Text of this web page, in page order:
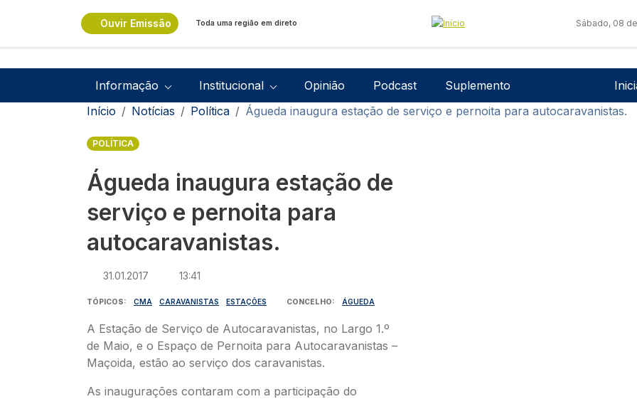
Ouvir Emissão Toda uma região em direto Sábado, 08
Navegação principal
Informação Institucional Opinião Podcast Suplemento
Navegação estrutural
Início Notícias Política Águeda inaugura estação de serviço e pernoita para autocaravanistas.
POLÍTICA
Águeda inaugura estação de
serviço e pernoita para
autocaravanistas.
31.01.2017 13:41
TÓPICOS CMA CARAVANISTAS ESTAÇÕES CONCELHO ÁGUEDA
A Estação de Serviço de Autocaravanistas, no Largo 1.º
de Maio, e o Espaço de Pernoita para Autocaravanistas –
Maçoida, estão ao serviço dos caravanistas.
As inaugurações contaram com a participação do